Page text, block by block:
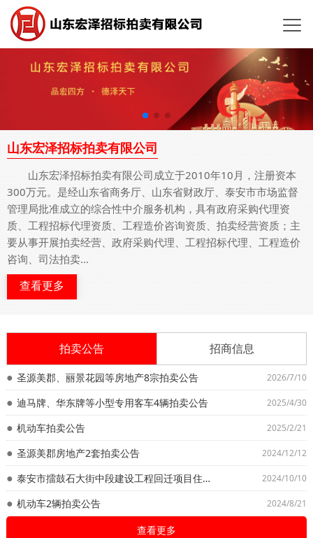
山东宏泽招标拍卖有限公司
山东宏泽招标拍卖有限公司成立于2010年10月，注册资本
300万元。是经山东省商务厅、山东省财政厅、泰安市市场监督
管理局批准成立的综合性中介服务机构，具有政府采购代理资
质、工程招标代理资质、工程造价咨询资质、拍卖经营资质；主
要从事开展拍卖经营、政府采购代理、工程招标代理、工程造价
咨询、司法拍卖...
查看更多
拍卖公告 招商信息
圣源美郡、丽景花园等房地产8宗拍卖公告 2026/7/10
迪马牌、华东牌等小型专用客车4辆拍卖公告 2025/4/30
机动车拍卖公告 2025/2/21
圣源美郡房地产2套拍卖公告 2024/12/12
泰安市擂鼓石大街中段建设工程回迁项目住宅楼即岱宗山居58套房地产拍卖公告 2024/10/10
机动车2辆拍卖公告 2024/8/21
查看更多